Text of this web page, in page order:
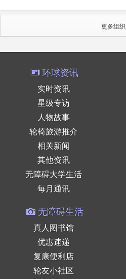
更多组织
环球资讯
实时资讯
星级专访
人物故事
轮椅旅游推介
相关新闻
其他资讯
无障碍大学生活
每月通讯
无障碍生活
真人图书馆
优惠速递
复康便利店
轮友小社区